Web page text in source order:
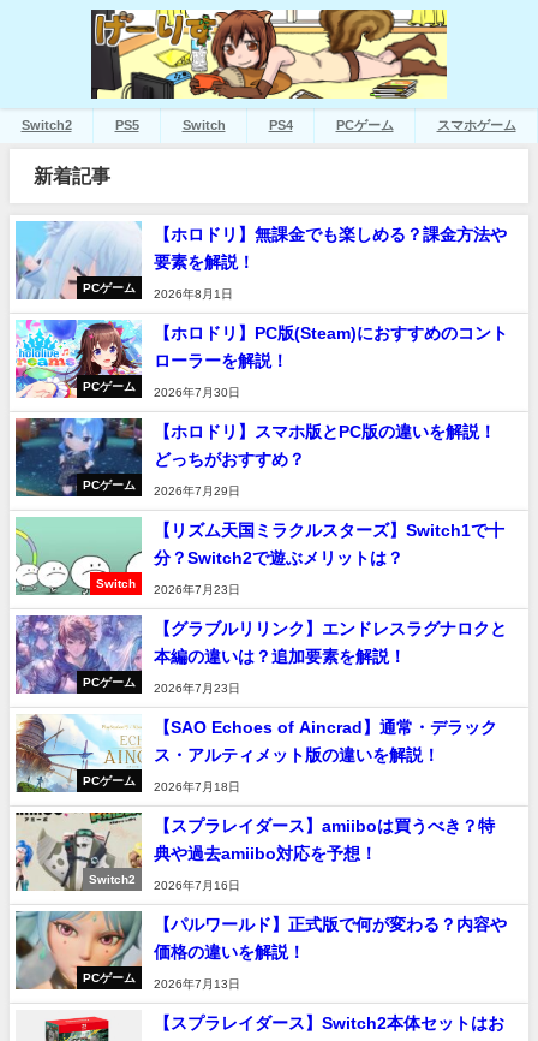
Switch2 PS5 Switch PS4 PCゲーム スマホゲーム
新着記事
PCゲーム
【ホロドリ】無課金でも楽しめる？課金方法や
要素を解説！
2026年8月1日
PCゲーム
【ホロドリ】PC版(Steam)におすすめのコント
ローラーを解説！
2026年7月30日
PCゲーム
【ホロドリ】スマホ版とPC版の違いを解説！
どっちがおすすめ？
2026年7月29日
Switch
【リズム天国ミラクルスターズ】Switch1で十
分？Switch2で遊ぶメリットは？
2026年7月23日
PCゲーム
【グラブルリリンク】エンドレスラグナロクと
本編の違いは？追加要素を解説！
2026年7月23日
PCゲーム
【SAO Echoes of Aincrad】通常・デラック
ス・アルティメット版の違いを解説！
2026年7月18日
Switch2
【スプラレイダース】amiiboは買うべき？特
典や過去amiibo対応を予想！
2026年7月16日
PCゲーム
【パルワールド】正式版で何が変わる？内容や
価格の違いを解説！
2026年7月13日
【スプラレイダース】Switch2本体セットはお